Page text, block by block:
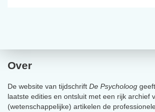
Over
De website van tijdschrift De Psycholoog
laatste edities en ontsluit met een rijk archief
(wetenschappelijke) artikelen de